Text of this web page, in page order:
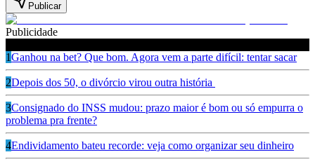
Publicar
Publicidade
1Ganhou na bet? Que bom. Agora vem a parte difícil: tentar sacar
2Depois dos 50, o divórcio virou outra história
3Consignado do INSS mudou: prazo maior é bom ou só empurra o
problema pra frente?
4Endividamento bateu recorde: veja como organizar seu dinheiro